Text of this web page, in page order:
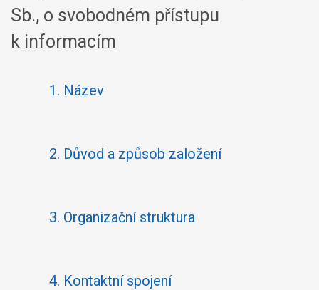
Sb., o svobodném přístupu
k informacím
1. Název
2. Důvod a způsob založení
3. Organizační struktura
4. Kontaktní spojení